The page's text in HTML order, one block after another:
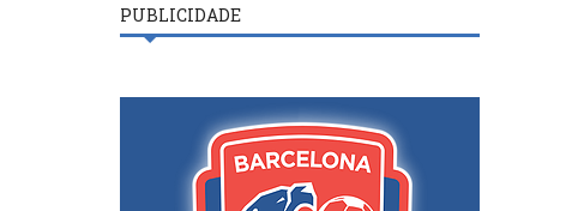
PUBLICIDADE